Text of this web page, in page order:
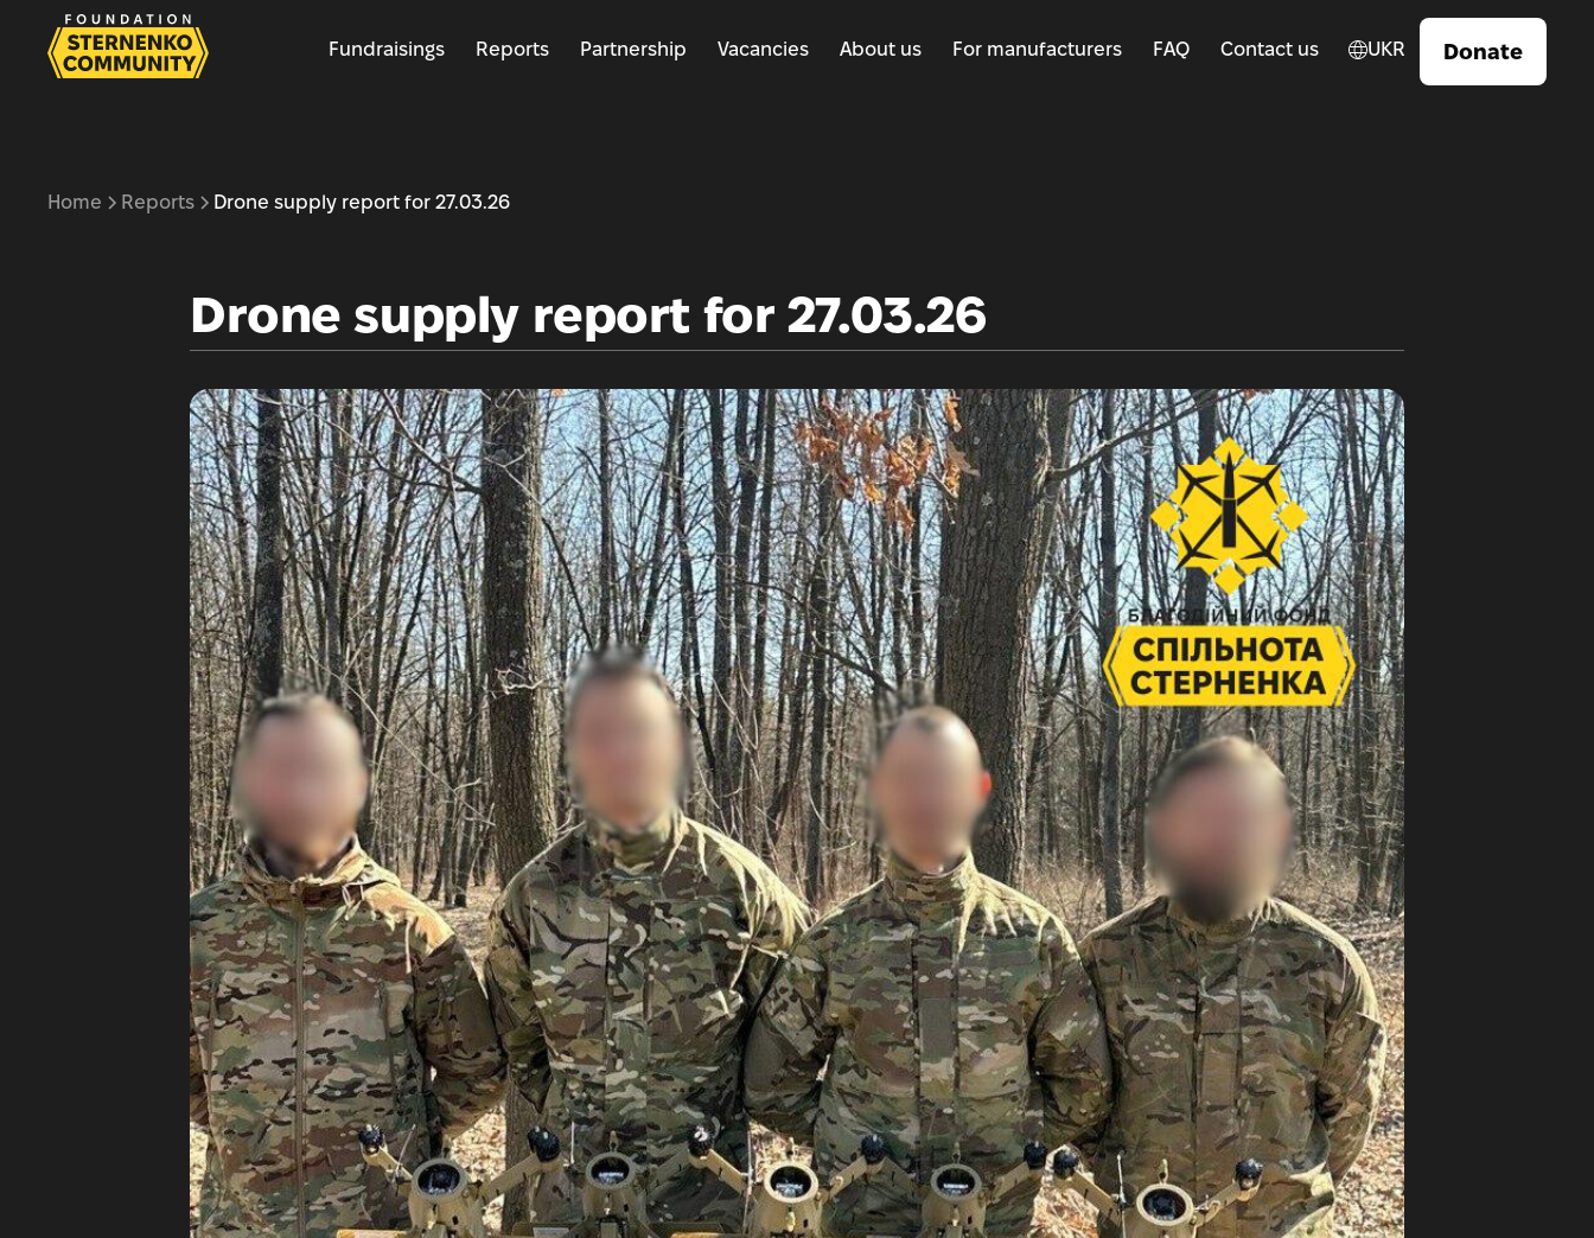
Fundraisings Reports Partnership Vacancies About us For manufacturers FAQ Contact us UKR Donate
Home Reports Drone supply report for 27.03.26
Drone supply report for 27.03.26